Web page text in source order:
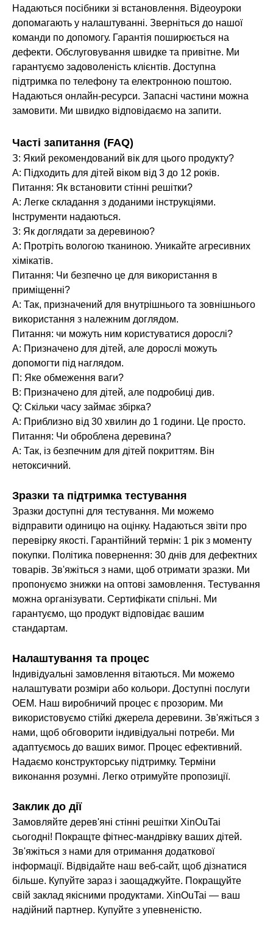
Надаються посібники зі встановлення. Відеоуроки
допомагають у налаштуванні. Зверніться до нашої
команди по допомогу. Гарантія поширюється на
дефекти. Обслуговування швидке та привітне. Ми
гарантуємо задоволеність клієнтів. Доступна
підтримка по телефону та електронною поштою.
Надаються онлайн-ресурси. Запасні частини можна
замовити. Ми швидко відповідаємо на запити.
Часті запитання (FAQ)
З: Який рекомендований вік для цього продукту?
A: Підходить для дітей віком від 3 до 12 років.
Питання: Як встановити стінні решітки?
A: Легке складання з доданими інструкціями.
Інструменти надаються.
З: Як доглядати за деревиною?
A: Протріть вологою тканиною. Уникайте агресивних
хімікатів.
Питання: Чи безпечно це для використання в
приміщенні?
A: Так, призначений для внутрішнього та зовнішнього
використання з належним доглядом.
Питання: чи можуть ним користуватися дорослі?
A: Призначено для дітей, але дорослі можуть
допомогти під наглядом.
П: Яке обмеження ваги?
В: Призначено для дітей, але подробиці див.
Q: Скільки часу займає збірка?
A: Приблизно від 30 хвилин до 1 години. Це просто.
Питання: Чи оброблена деревина?
A: Так, із безпечним для дітей покриттям. Він
нетоксичний.
Зразки та підтримка тестування
Зразки доступні для тестування. Ми можемо
відправити одиницю на оцінку. Надаються звіти про
перевірку якості. Гарантійний термін: 1 рік з моменту
покупки. Політика повернення: 30 днів для дефектних
товарів. Зв'яжіться з нами, щоб отримати зразки. Ми
пропонуємо знижки на оптові замовлення. Тестування
можна організувати. Сертифікати спільні. Ми
гарантуємо, що продукт відповідає вашим
стандартам.
Налаштування та процес
Індивідуальні замовлення вітаються. Ми можемо
налаштувати розміри або кольори. Доступні послуги
OEM. Наш виробничий процес є прозорим. Ми
використовуємо стійкі джерела деревини. Зв'яжіться з
нами, щоб обговорити індивідуальні потреби. Ми
адаптуємось до ваших вимог. Процес ефективний.
Надаємо конструкторську підтримку. Терміни
виконання розумні. Легко отримуйте пропозиції.
Заклик до дії
Замовляйте дерев'яні стінні решітки XinOuTai
сьогодні! Покращте фітнес-мандрівку ваших дітей.
Зв'яжіться з нами для отримання додаткової
інформації. Відвідайте наш веб-сайт, щоб дізнатися
більше. Купуйте зараз і заощаджуйте. Покращуйте
свій заклад якісними продуктами. XinOuTai — ваш
надійний партнер. Купуйте з упевненістю.